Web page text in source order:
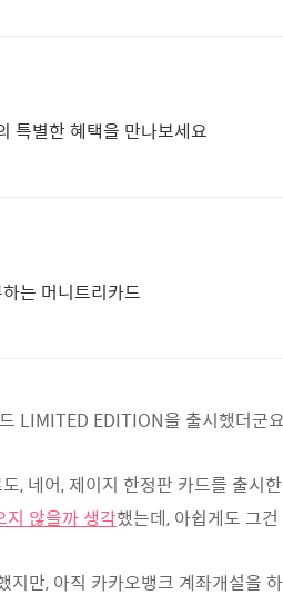
특별한 혜택을 만나보세요
는 머니트리카드
LIMITED EDITION을 출시했더군
, 네어, 제이지 한정판 카드를 출시
않을까 생각했는데, 아쉽게도 그
만, 아직 카카오뱅크 계좌개설을